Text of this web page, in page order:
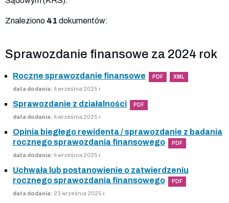
Znaleziono 41 dokumentów:
Sprawozdanie finansowe za 2024 rok
Roczne sprawozdanie finansowe PDF XML
data dodania: 4 września 2025 r.
Sprawozdanie z działalności PDF
data dodania: 4 września 2025 r.
Opinia biegłego rewidenta / sprawozdanie z badania
rocznego sprawozdania finansowego
PDF
data dodania: 4 września 2025 r.
Uchwała lub postanowienie o zatwierdzeniu
rocznego sprawozdania finansowego
PDF
data dodania: 23 września 2025 r.